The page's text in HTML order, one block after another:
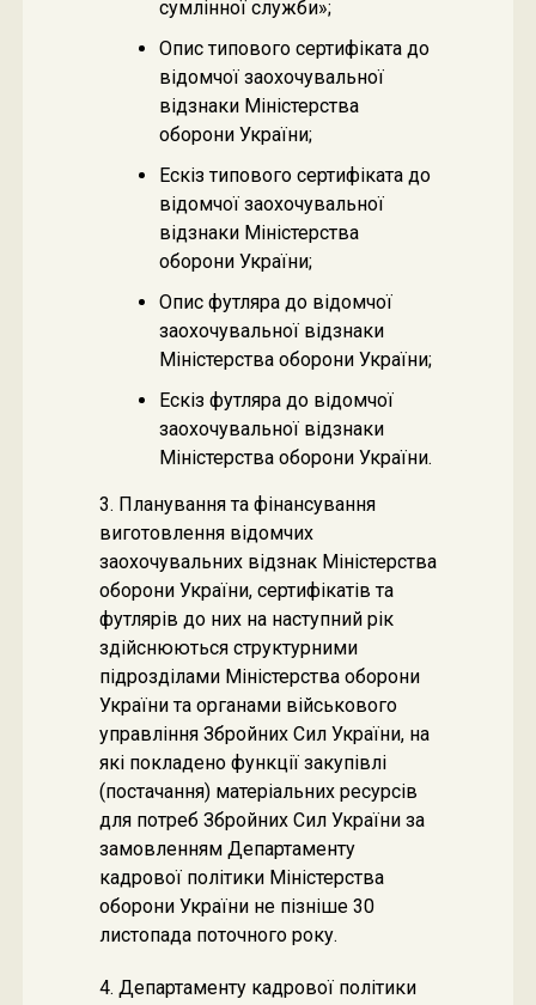
сумлінної служби»;
Опис типового сертифіката до
відомчої заохочувальної
відзнаки Міністерства
оборони України;
Ескіз типового сертифіката до
відомчої заохочувальної
відзнаки Міністерства
оборони України;
Опис футляра до відомчої
заохочувальної відзнаки
Міністерства оборони України;
Ескіз футляра до відомчої
заохочувальної відзнаки
Міністерства оборони України.
3. Планування та фінансування
виготовлення відомчих
заохочувальних відзнак Міністерства
оборони України, сертифікатів та
футлярів до них на наступний рік
здійснюються структурними
підрозділами Міністерства оборони
України та органами військового
управління Збройних Сил України, на
які покладено функції закупівлі
(постачання) матеріальних ресурсів
для потреб Збройних Сил України за
замовленням Департаменту
кадрової політики Міністерства
оборони України не пізніше 30
листопада поточного року.
4. Департаменту кадрової політики